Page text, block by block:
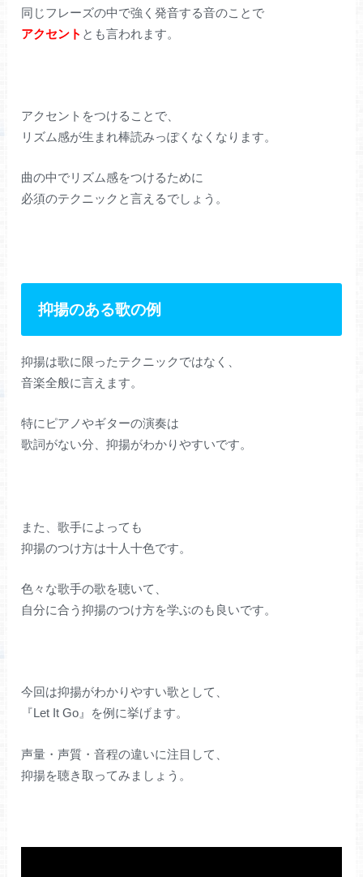
同じフレーズの中で強く発音する音のことで
アクセント とも言われます。
アクセントをつけることで、
リズム感が生まれ棒読みっぽくなくなります。
曲の中でリズム感をつけるために
必須のテクニックと言えるでしょう。
抑揚のある歌の例
抑揚は歌に限ったテクニックではなく、
音楽全般に言えます。
特にピアノやギターの演奏は
歌詞がない分、抑揚がわかりやすいです。
また、歌手によっても
抑揚のつけ方は十人十色です。
色々な歌手の歌を聴いて、
自分に合う抑揚のつけ方を学ぶのも良いです。
今回は抑揚がわかりやすい歌として、
『Let It Go』を例に挙げます。
声量・声質・音程の違いに注目して、
抑揚を聴き取ってみましょう。